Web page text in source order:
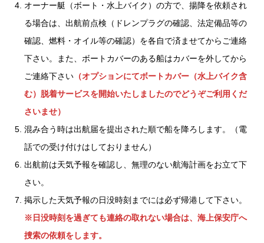
オーナー艇（ボート・水上バイク）の方で、揚降を依頼され
る場合は、出航前点検（ドレンプラグの確認、法定備品等の
確認、燃料・オイル等の確認）を各自で済ませてからご連絡
下さい。また、ボートカバーのある船はカバーを外してから
ご連絡下さい （オプションにてボートカバー（水上バイク含
む）脱着サービスを開始いたしましたのでどうぞご利用くだ
さいませ）
混み合う時は出航届を提出された順で船を降ろします。（電
話での受け付けはしておりません）
出航前は天気予報を確認し、無理のない航海計画をお立て下
さい。
掲示した天気予報の日没時刻までには必ず帰港して下さい。
※日没時刻を過ぎても連絡の取れない場合は、海上保安庁へ
捜索の依頼をします。